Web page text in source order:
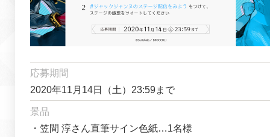
応募期間
2020年11月14日（土）23:59まで
景品
・笠間 淳さん直筆サイン色紙…1名様